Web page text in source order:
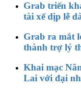
Grab triển
tài xế dịp lễ
Grab ra mắt
thành trợ lý
Khai mạc
Lai với đại